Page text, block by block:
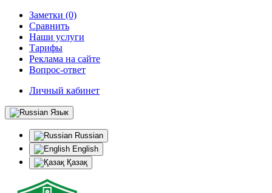
Заметки (0)
Сравнить
Наши услуги
Тарифы
Реклама на сайте
Вопрос-ответ
Личный кабинет
Язык
Russian
English
Қазақ